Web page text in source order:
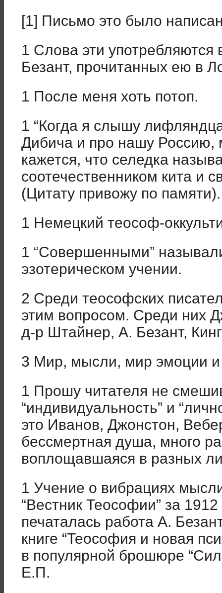
[1] Письмо это было
1 Слова эти употребляются
Безант, прочитанных ею в
1 После меня хоть потоп.
1 “Когда я слышу
Дибича и про нашу Россию,
кажется, что селедка
соотечественником кита и
(Цитату привожу по памяти).
1 Немецкий теософ-
1 “Совершенными”
эзотерическом учении.
2 Среди теософских
этим вопросом. Среди них
д-р Штайнер, А. Безант,
3 Мир, мысли, мир эмоции
1 Прошу читателя не
“индивидуальность” и
это Иванов, Джонстон,
бессмертная душа, много
воплощавшаяся в разных
1 Учение о вибрациях
“Вестник Теософии” за 1912
печаталась работа А.
книге “Теософия и новая
в популярной брошюре
Е.П.